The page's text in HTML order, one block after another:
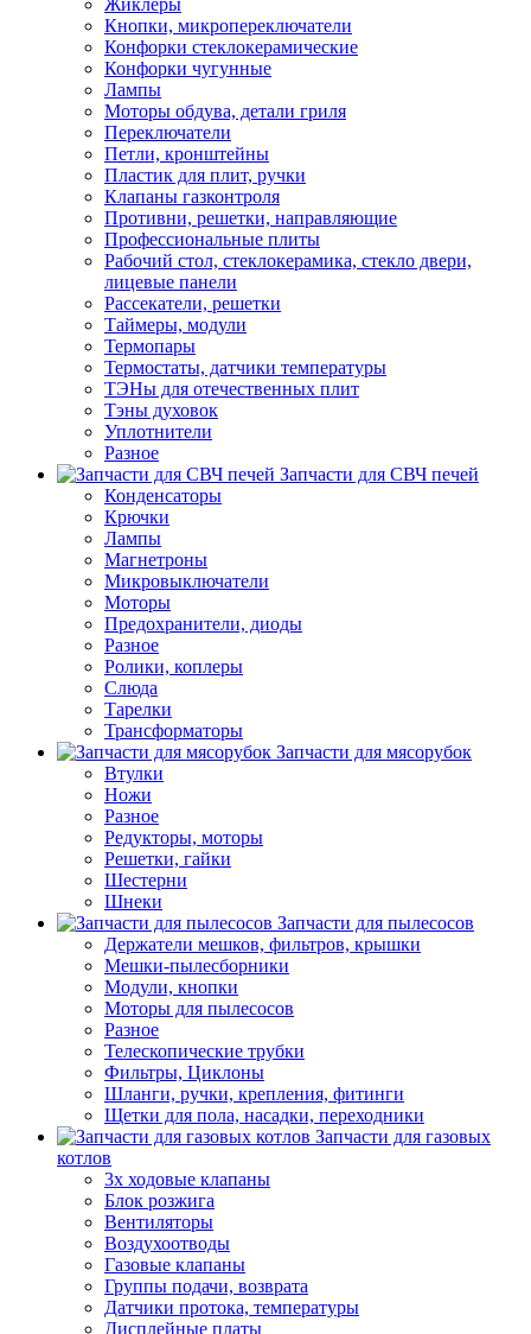
Жиклеры
Кнопки, микропереключатели
Конфорки стеклокерамические
Конфорки чугунные
Лампы
Моторы обдува, детали гриля
Переключатели
Петли, кронштейны
Пластик для плит, ручки
Клапаны газконтроля
Противни, решетки, направляющие
Профессиональные плиты
Рабочий стол, стеклокерамика, стекло двери,
лицевые панели
Рассекатели, решетки
Таймеры, модули
Термопары
Термостаты, датчики температуры
ТЭНы для отечественных плит
Тэны духовок
Уплотнители
Разное
Запчасти для СВЧ печей
Конденсаторы
Крючки
Лампы
Магнетроны
Микровыключатели
Моторы
Предохранители, диоды
Разное
Ролики, коплеры
Слюда
Тарелки
Трансформаторы
Запчасти для мясорубок
Втулки
Ножи
Разное
Редукторы, моторы
Решетки, гайки
Шестерни
Шнеки
Запчасти для пылесосов
Держатели мешков, фильтров, крышки
Мешки-пылесборники
Модули, кнопки
Моторы для пылесосов
Разное
Телескопические трубки
Фильтры, Циклоны
Шланги, ручки, крепления, фитинги
Щетки для пола, насадки, переходники
Запчасти для газовых
котлов
3х ходовые клапаны
Блок розжига
Вентиляторы
Воздухоотводы
Газовые клапаны
Группы подачи, возврата
Датчики протока, температуры
Дисплейные платы